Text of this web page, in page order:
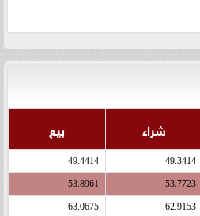
شراء بيع
49.3414
49.4414
53.7723
53.8961
62.9153
63.0675